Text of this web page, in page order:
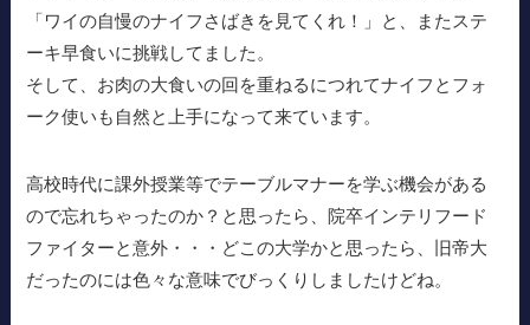
「ワイの自慢のナイフさばきを見てくれ！」と、またステ
ーキ早食いに挑戦してました。
そして、お肉の大食いの回を重ねるにつれてナイフとフォ
ーク使いも自然と上手になって来ています。
高校時代に課外授業等でテーブルマナーを学ぶ機会がある
ので忘れちゃったのか？と思ったら、院卒インテリフード
ファイターと意外・・・どこの大学かと思ったら、旧帝大
だったのには色々な意味でびっくりしましたけどね。